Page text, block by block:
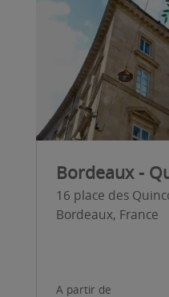
Bordeaux -
16 place des
Bordeaux, France
A partir de